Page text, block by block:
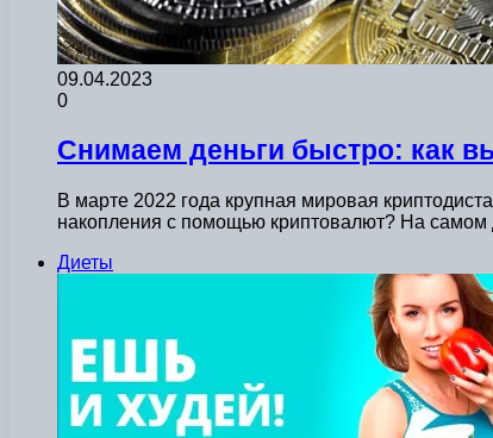
09.04.2023
0
Снимаем деньги быстро: как
В марте 2022 года крупная мировая
накопления с помощью криптовалют? На самом
Диеты